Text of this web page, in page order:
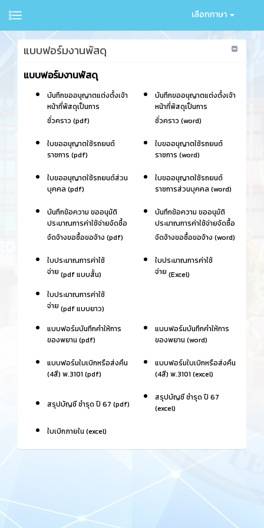
เลือกภาษา
แบบฟอร์มงานพัสดุ
แบบฟอร์มงานพัสดุ
บันทึกขออนุญาตแต่งตั้งเจ้า
หน้าที่พัสดุเป็นการ
ชั่วคราว (pdf)
บันทึกขออนุญาตแต่งตั้งเจ้า
หน้าที่พัสดุเป็นการ
ชั่วคราว (word)
ใบขออนุญาตใช้รถยนต์
ราชการ (pdf)
ใบขออนุญาตใช้รถยนต์
ราชการ (word)
ใบขออนุญาตใช้รถยนต์ส่วน
บุคคล (pdf)
ใบขออนุญาตใช้รถยนต์
ราชการส่วนบุคคล (word)
บันทึกข้อความ ขออนุมัติ
ประมาณการค่าใช้จ่ายจัดซื้อ
จัดจ้างขอซื้อขอจ้าง (pdf)
บันทึกข้อความ ขออนุมัติ
ประมาณการค่าใช้จ่ายจัดซื้อ
จัดจ้างขอซื้อขอจ้าง (word)
ใบประมาณการค่าใช้
จ่าย (pdf แบบสั้น)
ใบประมาณการค่าใช้
จ่าย (Excel)
ใบประมาณการค่าใช้
จ่าย (pdf แบบยาว)
แบบฟอร์มบันทึกคำให้การ
ของพยาน (pdf)
แบบฟอร์มบันทึกคำให้การ
ของพยาน (word)
แบบฟอร์มใบเบิกหรือส่งคืน
(4สี) พ.3101 (pdf)
แบบฟอร์มใบเบิกหรือส่งคืน
(4สี) พ.3101 (excel)
สรุปบัญชี ชำรุด ปี 67 (pdf)
สรุปบัญชี ชำรุด ปี 67
(excel)
ใบเบิกภายใน (excel)